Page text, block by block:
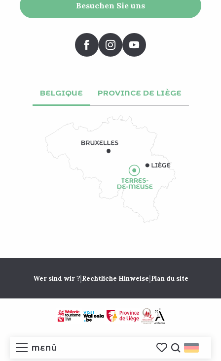
MENÜ
Besuchen Sie uns
BELGIQUE PROVINCE DE LIÈGE
Wer sind wir ?|Rechtliche Hinweise|Plan du site